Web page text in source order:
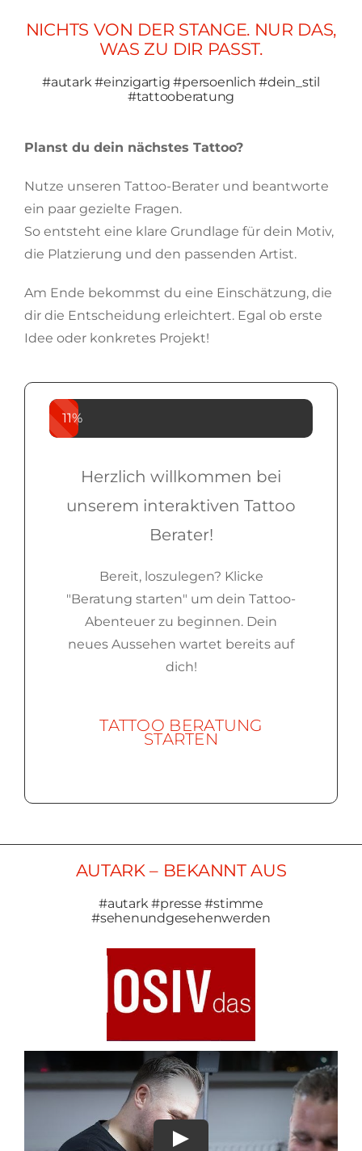
NICHTS VON DER STANGE. NUR DAS,
WAS ZU DIR PASST.
#autark #einzigartig #persoenlich #dein_stil
#tattooberatung
Planst du dein nächstes Tattoo?
Nutze unseren Tattoo-Berater und beantworte
ein paar gezielte Fragen.
So entsteht eine klare Grundlage für dein Motiv,
die Platzierung und den passenden Artist.
Am Ende bekommst du eine Einschätzung, die
dir die Entscheidung erleichtert. Egal ob erste
Idee oder konkretes Projekt!
11%
Herzlich willkommen bei
unserem interaktiven Tattoo
Berater!
Bereit, loszulegen? Klicke
"Beratung starten" um dein Tattoo-
Abenteuer zu beginnen. Dein
neues Aussehen wartet bereits auf
dich!
TATTOO BERATUNG
STARTEN
AUTARK – BEKANNT AUS
#autark #presse #stimme
#sehenundgesehenwerden